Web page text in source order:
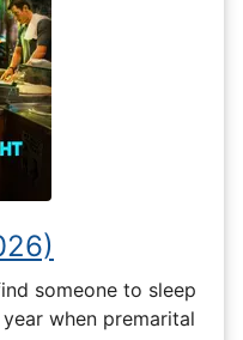
someone to sleep
when premarital